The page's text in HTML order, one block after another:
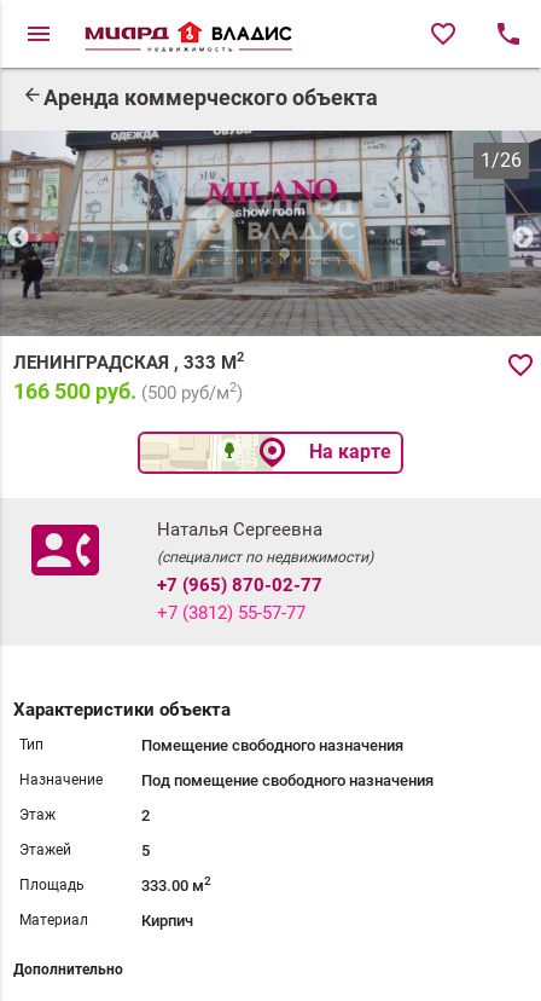
menu favorite_border local_phone
arrow_backАренда коммерческого объекта
1/26
favorite_border
ЛЕНИНГРАДСКАЯ , 333 М2
166 500 руб. (500руб/м2)
На карте
contact_phone Наталья Сергеевна
(специалист по недвижимости)
+7 (965) 870-02-77
+7 (3812) 55-57-77
Характеристики объекта
Тип Помещение свободного назначения
Назначение Под помещение свободного назначения
Этаж 2
Этажей 5
Площадь 333.00 м2
Материал Кирпич
Дополнительно